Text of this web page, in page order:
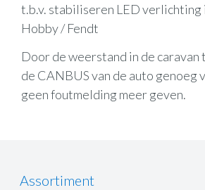
t.b.v. stabiliseren LED verlichting
Hobby / Fendt
Door de weerstand in de caravan
de CANBUS van de auto genoeg
geen foutmelding meer geven.
Assortiment